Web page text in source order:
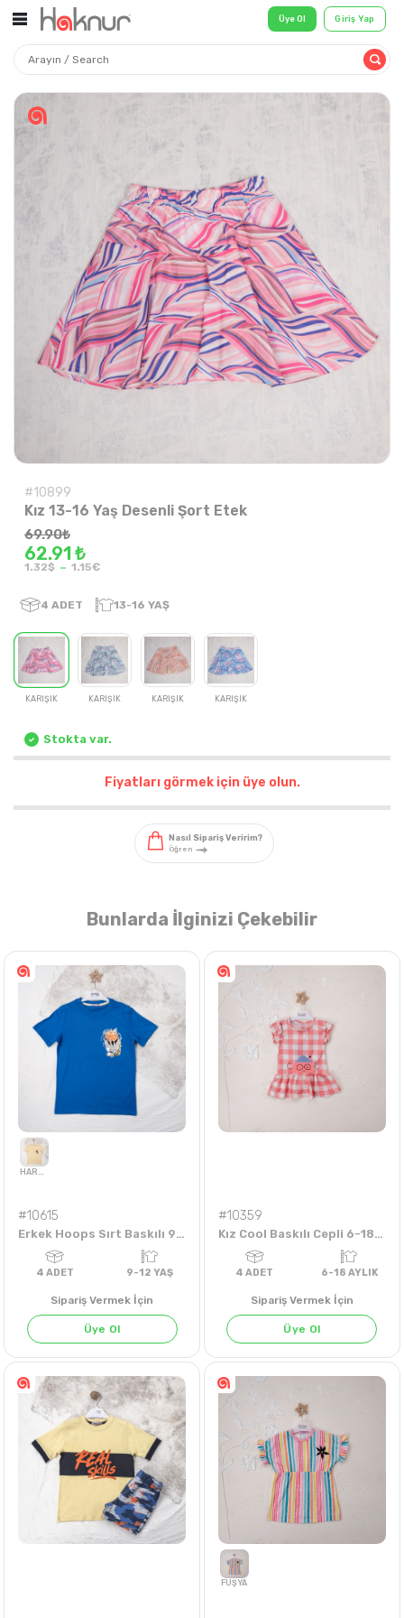
Üye Ol
#10899
Kız 13-16 Yaş Desenli Şort Etek
69.90₺
62.91 ₺
1.32$ - 1.15€
4 ADET 13-16 YAŞ
KARIŞIK KARIŞIK KARIŞIK KARIŞIK
Stokta var.
Fiyatları görmek için üye olun.
Nasıl Sipariş Veririm?
Bunlarda İlginizi Çekebilir
#10615
Erkek Hoops Sırt Baskılı 9-12 Yaş Tişört
4ADET 9-12 YAŞ
Sipariş Vermek İçin
Üye Ol
#10359
Kız Cool Baskılı Cepli 6-18 Aylık Elbise
ADET
Sipariş Vermek İçin
Üye Ol